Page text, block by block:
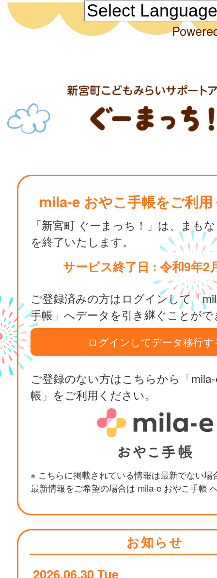
mila-e おやこ手帳をご利
「新宮町 ぐーまっち！」は、まも
を終了いたします。
サービス終了日 : 令和9年2
ご登録済みの方はログインして「
手帳」へデータを引き継ぐことが
ログインしてデータ移行す
ご登録のない方はこちらから「
帳」をご利用ください。
※ こちらに掲載されている情報は最新でない場
最新情報をご希望の場合は mila-e おやこ手帳
お知らせ
2026.06.30 Tue